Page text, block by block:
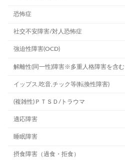
恐怖症
社交不安障害/対人恐怖症
強迫性障害(OCD)
解離性(同一性)障害※多重人格障害を含む
イップス,吃音,チック等(転換性障害)
(複雑性)ＰＴＳＤ/トラウマ
適応障害
睡眠障害
摂食障害（過食・拒食）